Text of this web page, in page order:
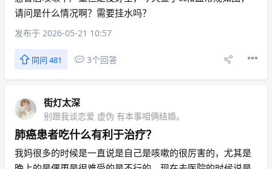
请问是什么情况啊？需要挂水吗？
发布于 2026-05-21 10:57
同问 481 3个回答
街灯太深
别跟我谈恋爱 虚伪 有本事咱俩结婚。
肺癌患者吃什么有利于治疗？
我妈很多的时候是一直说是自己是咳嗽的很厉害的，尤其是